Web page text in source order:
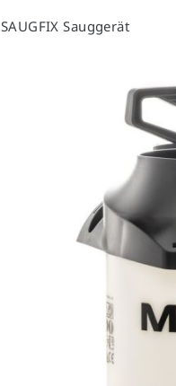
SAUGFIX Sauggerät